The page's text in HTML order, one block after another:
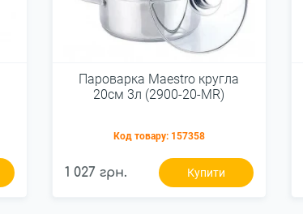
Пароварка Maestro кругла
20см 3л (2900-20-MR)
Код товару: 157358
1 027 грн. Купити